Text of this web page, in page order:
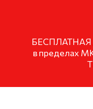
БЕСПЛАТНАЯ
в пределах